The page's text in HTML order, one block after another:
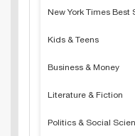
New York Times Best
Kids & Teens
Business & Money
Literature & Fiction
Politics & Social